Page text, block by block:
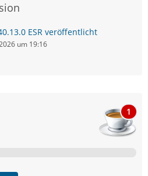
ESR veröffentlicht
um 19:16
1